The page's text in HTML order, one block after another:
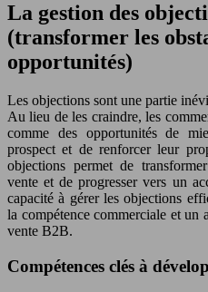
La gestion des
(transformer les
opportunités)
Les objections sont une partie
Au lieu de les craindre, les
comme des opportunités de
prospect et de renforcer leur
objections permet de
vente et de progresser vers un
capacité à gérer les objections
la compétence commerciale et un
vente B2B.
Compétences clés à